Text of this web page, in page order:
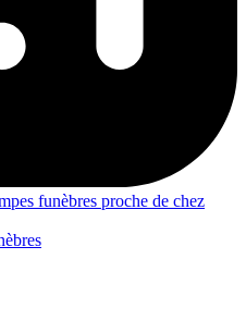
funèbres proche de chez